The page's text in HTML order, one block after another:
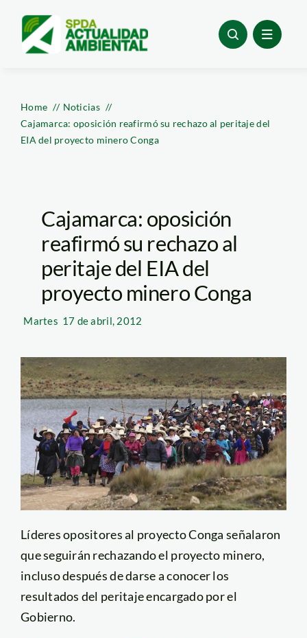
content
Home
Noticias
Cajamarca: oposición reafirmó su rechazo al peritaje del
EIA del proyecto minero Conga
Cajamarca: oposición
reafirmó su rechazo al
peritaje del EIA del
proyecto minero Conga
Martes 17 de abril, 2012
Líderes opositores al proyecto Conga señalaron
que seguirán rechazando el proyecto minero,
incluso después de darse a conocer los
resultados del peritaje encargado por el
Gobierno.